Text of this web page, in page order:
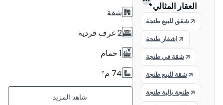
شقة
2 غرف فردية
1 حمام
74 م²
العقار المثالي
شقق للبيع طنجة
اشقار طنجة
شقة في طنجة
شقة للبيع طنجة
طنجة بالية طنجة